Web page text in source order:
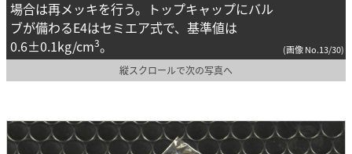
場合は再メッキを行う。トップキャップにバル
ブが備わるE4はセミエア式で、基準値は
0.6±0.1kg/cm3。 (画像 No.13/30)
縦スクロールで次の写真へ